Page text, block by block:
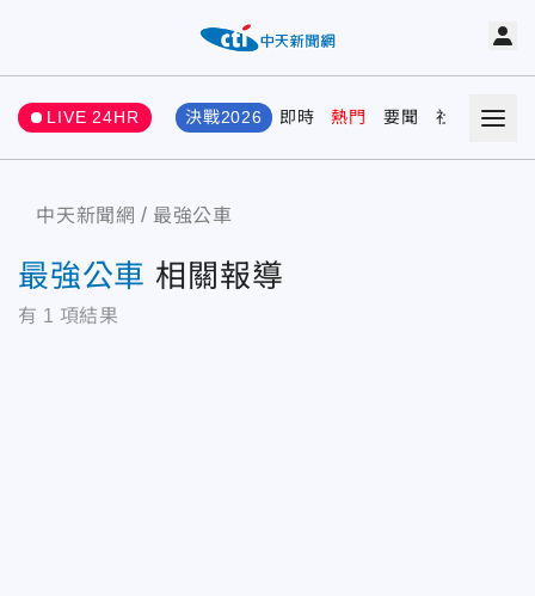
LIVE 24HR 決戰2026 即時 熱門 要聞 社會 娛樂
中天新聞網 最強公車
最強公車 相關報導
有 1 項結果